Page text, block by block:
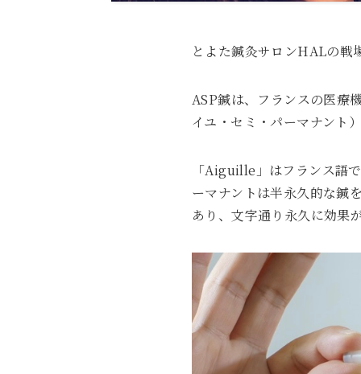
とよた鍼灸サロンHALの戦
ASP鍼は、フランスの医
イユ・セミ・パーマナント
「Aiguille」はフランス語
ーマナントは半永久的な鍼
あり、文字通り永久に効果